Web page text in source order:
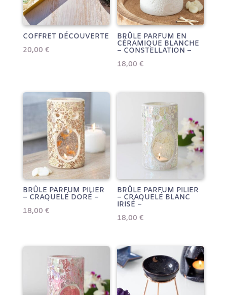
COFFRET DÉCOUVERTE
20,00 €
BRÛLE PARFUM EN
CÉRAMIQUE BLANCHE
– CONSTELLATION –
18,00€
BRÛLE PARFUM PILIER
– CRAQUELÉ DORÉ –
18,00 €
BRÛLE PARFUM PILIER
– CRAQUELÉ BLANC
IRISÉ –
18,00€